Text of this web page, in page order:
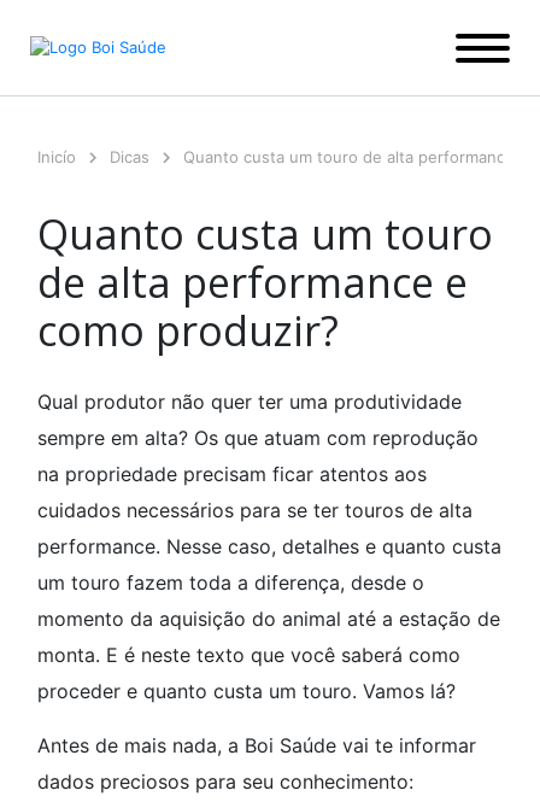
para
Inicío Dicas Quanto custa um touro de alta performance e
Quanto custa um touro
de alta performance e
como produzir?
Qual produtor não quer ter uma produtividade
sempre em alta? Os que atuam com reprodução
na propriedade precisam ficar atentos aos
cuidados necessários para se ter touros de alta
performance. Nesse caso, detalhes e quanto custa
um touro fazem toda a diferença, desde o
momento da aquisição do animal até a estação de
monta. E é neste texto que você saberá como
proceder e quanto custa um touro. Vamos lá?
Antes de mais nada, a Boi Saúde vai te informar
dados preciosos para seu conhecimento: